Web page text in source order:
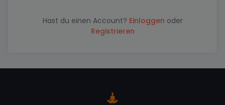
Hast du einen Account? Einloggen oder
Registrieren